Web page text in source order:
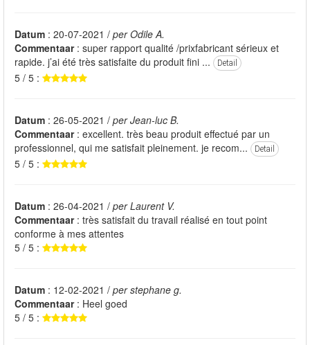
Datum : 20-07-2021 / per Odile A.
Commentaar: super rapport qualité /prixfabricant sérieux et
rapide. j’ai été très satisfaite du produit fini ...
Detail
5 / 5 :
Datum : 26-05-2021 / per Jean-luc B.
Commentaar: excellent. très beau produit effectué par un
professionnel, qui me satisfait pleinement. je recom...
Detail
5 / 5 :
Datum : 26-04-2021 / per Laurent V.
Commentaar: très satisfait du travail réalisé en tout point
conforme à mes attentes
5 / 5 :
Datum : 12-02-2021 / per stephane g.
Commentaar: Heel goed
5 / 5 :